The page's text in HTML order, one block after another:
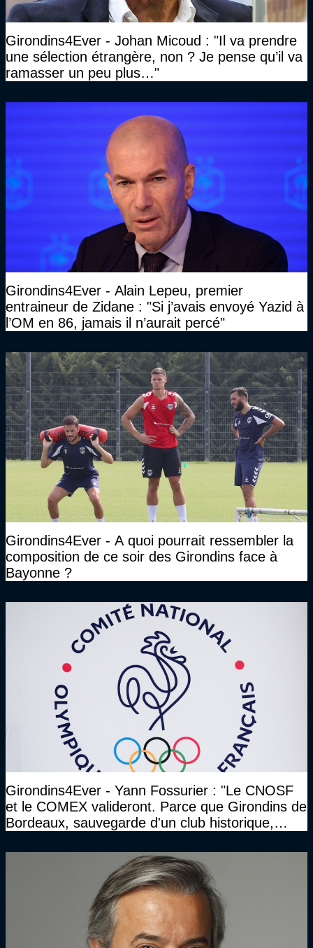
Girondins4Ever - Johan Micoud : "Il va prendre
une sélection étrangère, non ? Je pense qu’il va
ramasser un peu plus…"
Girondins4Ever - Alain Lepeu, premier
entraineur de Zidane : "Si j’avais envoyé Yazid à
l’OM en 86, jamais il n’aurait percé"
Girondins4Ever - A quoi pourrait ressembler la
composition de ce soir des Girondins face à
Bayonne ?
Girondins4Ever - Yann Fossurier : "Le CNOSF
et le COMEX valideront. Parce que Girondins de
Bordeaux, sauvegarde d'un club historique,